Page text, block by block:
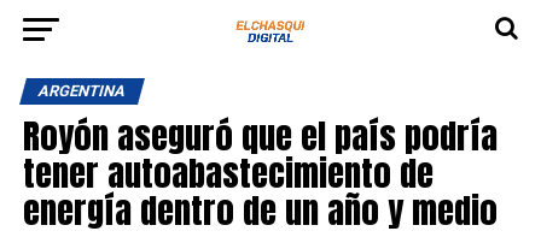
ARGENTINA
Royón aseguró que el país podría
tener autoabastecimiento de
energía dentro de un año y medio